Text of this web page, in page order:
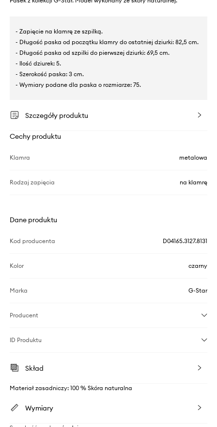
- Zapięcie na klamrę ze szpilką.
- Długość paska od początku klamry do ostatniej dziurki: 82,5 cm.
- Długość paska od szpilki do pierwszej dziurki: 69,5 cm.
- Ilość dziurek: 5.
- Szerokość paska: 3 cm.
- Wymiary podane dla paska o rozmiarze: 75.
Szczegóły produktu
Cechy produktu
Klamra metalowa
Rodzaj zapięcia na klamrę
Dane produktu
Kod producenta D04165.3127.8131
Kolor czarny
Marka G-Star
Producent
ID Produktu
Skład
Materiał zasadniczy: 100 % Skóra naturalna
Wymiary